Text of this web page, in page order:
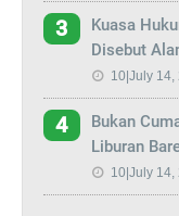
3
Kuasa
Disebut
10|July 14,
4
Bukan
Liburan
10|July 14,